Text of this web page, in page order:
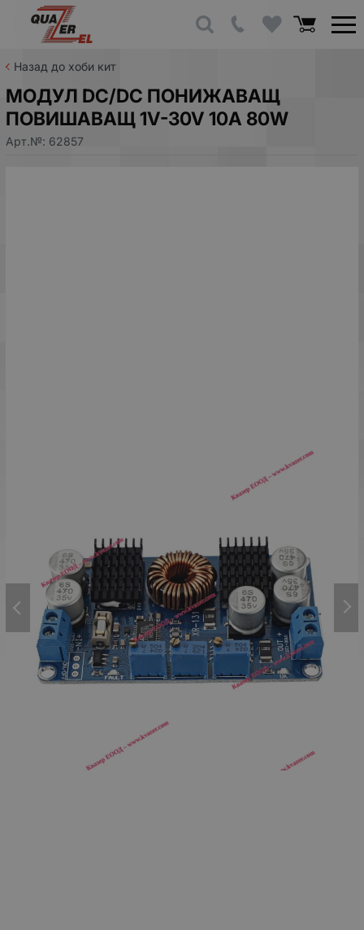
Назад до хоби кит
МОДУЛ DC/DC ПОНИЖАВАЩ
ПОВИШАВАЩ 1V-30V 10A 80W
Арт.№: 62857